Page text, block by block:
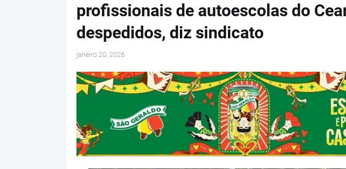
profissionais de autoescolas do
despedidos, diz sindicato
janeiro 20, 2026